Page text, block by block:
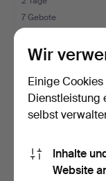
7 Gebote
159 USD
Wir
Einige
Dienstleistung
selbst
Inhalte
Website